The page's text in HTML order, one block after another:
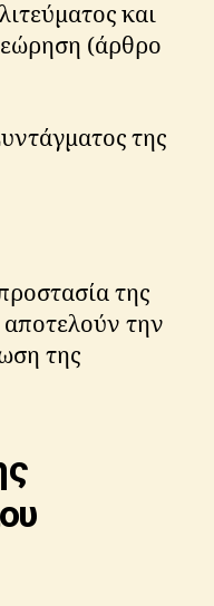
και
(άρθρο
της
της
την
της